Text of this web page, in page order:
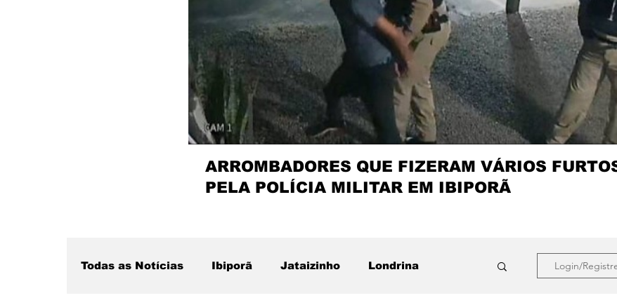
ARROMBADORES QUE FIZERAM VÁRIOS
PELA POLÍCIA MILITAR EM IBIPORÃ
Todas as Notícias Ibiporã Jataizinho Londrina Login/